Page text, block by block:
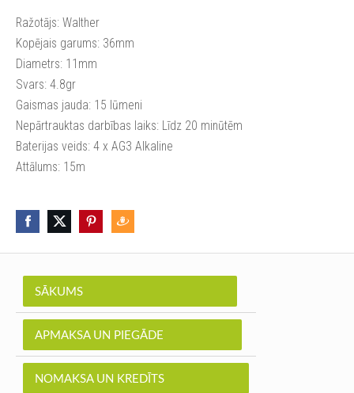
SĀKUMS
APMAKSA UN PIEGĀDE
NOMAKSA UN KREDĪTS
Ražotājs: Walther
Kopējais garums: 36mm
Diametrs: 11mm
Svars: 4.8gr
Gaismas jauda: 15 lūmeni
Nepārtrauktas darbības laiks: Līdz 20 minūtēm
Baterijas veids: 4 x AG3 Alkaline
Аttālums: 15m